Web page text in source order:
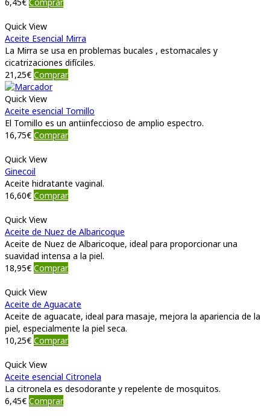
Quick View
Aceite Esencial Mirra
La Mirra se usa en problemas bucales , estomacales y
cicatrizaciones difíciles.
21,25€ Comprar
Quick View
Aceite esencial Tomillo
El Tomillo es un antiinfeccioso de amplio espectro.
16,75€ Comprar
Quick View
Ginecoil
Aceite hidratante vaginal.
16,60€ Comprar
Quick View
Aceite de Nuez de Albaricoque
Aceite de Nuez de Albaricoque, ideal para proporcionar una
suavidad intensa a la piel.
18,95€ Comprar
Quick View
Aceite de Aguacate
Aceite de aguacate, ideal para masaje, mejora la apariencia de la
piel, especialmente la piel seca.
10,25€ Comprar
Quick View
Aceite esencial Citronela
La citronela es desodorante y repelente de mosquitos.
6,45€ Comprar